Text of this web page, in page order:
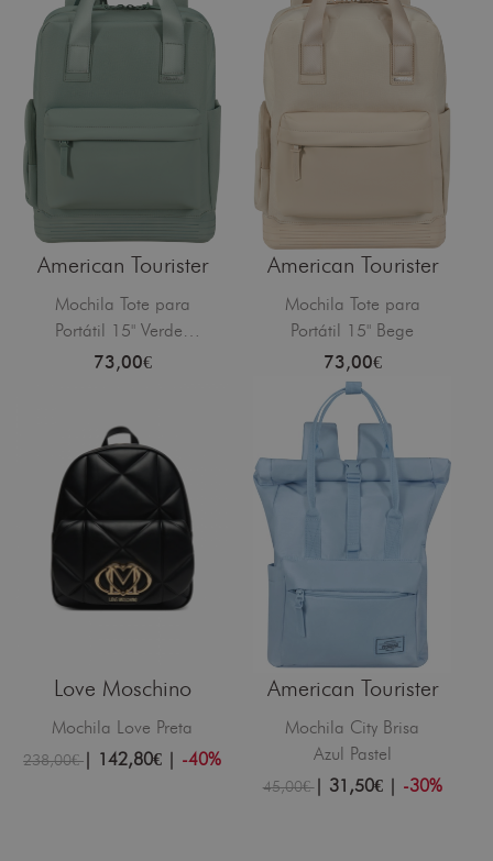
American Tourister
Mochila Tote para
Portátil 15" Verde-
Iceberg
73,00€
American Tourister
Mochila Tote para
Portátil 15" Bege
73,00€
Love Moschino
Mochila Love Preta
238,00€| 142,80€ | -40%
American Tourister
Mochila City Brisa
Azul Pastel
45,00€| 31,50€| -30%